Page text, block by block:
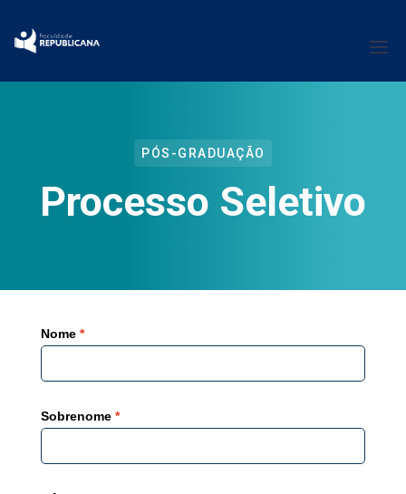
PÓS-GRADUAÇÃO
Processo Seletivo